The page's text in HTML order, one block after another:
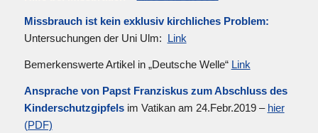
Missbrauch ist kein exklusiv kirchliches Problem:
Untersuchungen der Uni Ulm: Link
Bemerkenswerte Artikel in „Deutsche Welle“ Link
Ansprache von Papst Franziskus zum Abschluss des
Kinderschutzgipfelsim Vatikan am 24.Febr.2019 – hier
(PDF)